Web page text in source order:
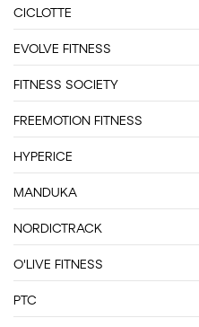
CICLOTTE
EVOLVE FITNESS
FITNESS SOCIETY
FREEMOTION FITNESS
HYPERICE
MANDUKA
NORDICTRACK
O'LIVE FITNESS
PTC